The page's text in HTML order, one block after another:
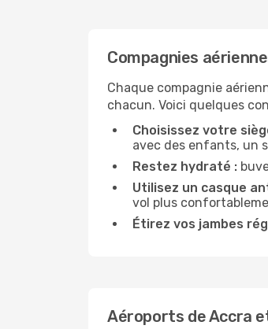
Compagnies
Chaque compagnie
chacun. Voici quelques
Choisissez votre
avec des enfants, un
Restez hydraté :
Utilisez un casque
vol plus
Étirez vos jambes
Aéroports de Accra